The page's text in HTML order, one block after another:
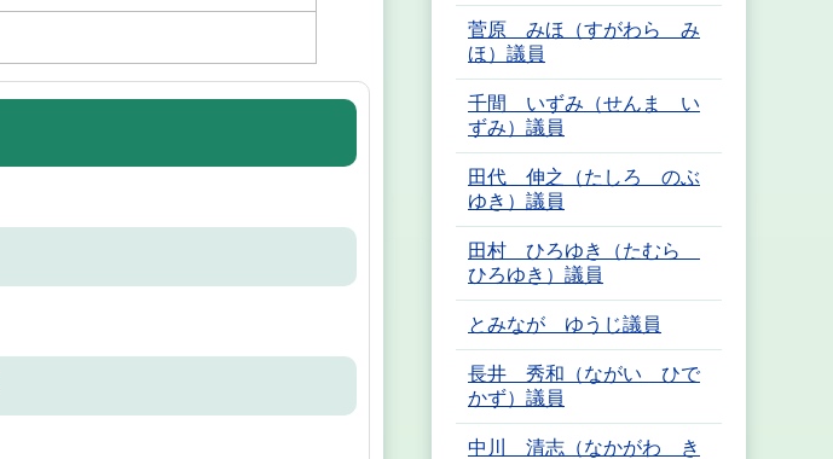
菅原 みほ（すがわら み
ほ）議員
千間 いずみ（せんま い
ずみ）議員
田代 伸之（たしろ のぶ
ゆき）議員
田村 ひろゆき（たむら
ひろゆき）議員
とみなが ゆうじ議員
長井 秀和（ながい ひで
かず）議員
中川 清志（なかがわ き